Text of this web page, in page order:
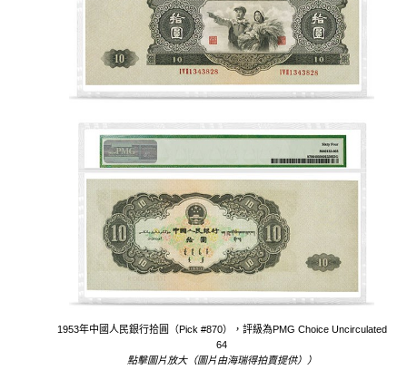
1953年中國人民銀行拾圓（Pick #870），評級為PMG Choice Uncirculated
64
點擊圖片放大（圖片由海瑞得拍賣提供））